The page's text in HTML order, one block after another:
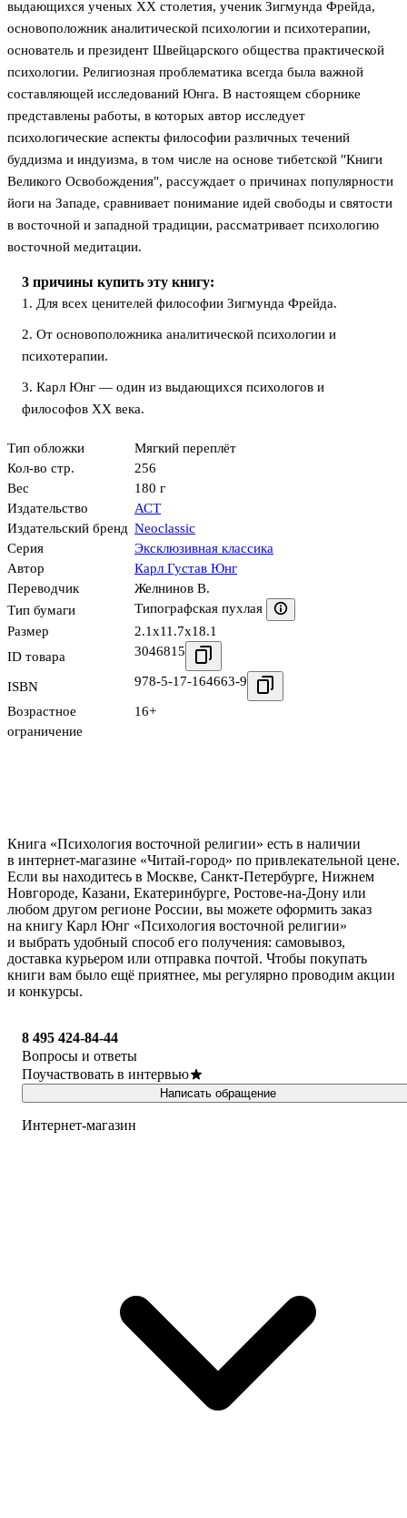
выдающихся ученых ХХ столетия, ученик Зигмунда Фрейда,
основоположник аналитической психологии и психотерапии,
основатель и президент Швейцарского общества практической
психологии. Религиозная проблематика всегда была важной
составляющей исследований Юнга. В настоящем сборнике
представлены работы, в которых автор исследует
психологические аспекты философии различных течений
буддизма и индуизма, в том числе на основе тибетской "Книги
Великого Освобождения", рассуждает о причинах популярности
йоги на Западе, сравнивает понимание идей свободы и святости
в восточной и западной традиции, рассматривает психологию
восточной медитации.
3 причины купить эту книгу:
1. Для всех ценителей философии Зигмунда Фрейда.
2. От основоположника аналитической психологии и
психотерапии.
3. Карл Юнг — один из выдающихся психологов и
философов XX века.
Тип обложки
Мягкий переплёт
Кол-во стр.
256
Вес
180 г
Издательство
АСТ
Издательский бренд Neoclassic
Серия
Эксклюзивная классика
Автор
Карл Густав Юнг
Переводчик
Желнинов В.
Тип бумаги
Типографская пухлая
Размер
2.1x11.7x18.1
ID товара
3046815
ISBN 978-5-17-164663-9
Возрастное
ограничение
16+
Книга «Психология восточной религии» есть в наличии
в интернет-магазине «Читай-город» по привлекательной цене.
Если вы находитесь в Москве, Санкт-Петербурге, Нижнем
Новгороде, Казани, Екатеринбурге, Ростове-на-Дону или
любом другом регионе России, вы можете оформить заказ
на книгу Карл Юнг «Психология восточной религии»
и выбрать удобный способ его получения: самовывоз,
доставка курьером или отправка почтой. Чтобы покупать
книги вам было ещё приятнее, мы регулярно проводим акции
и конкурсы.
8 495 424-84-44
Вопросы и ответы
Поучаствовать в интервью
Написать обращение
Интернет-магазин